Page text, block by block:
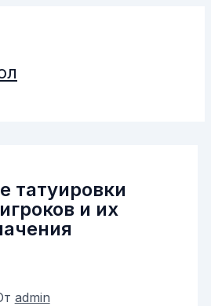
татуировки
и их
admin